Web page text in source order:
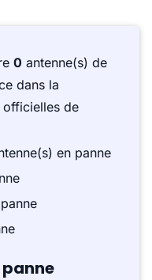
0 antenne(s) de
dans la
officielles de
en panne